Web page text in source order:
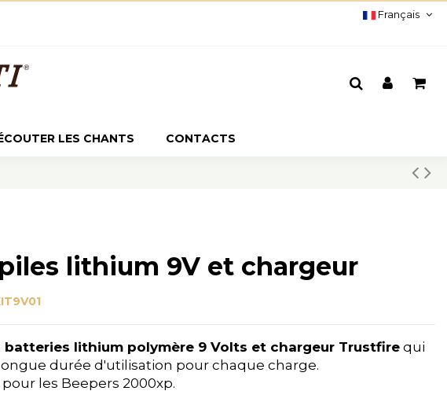
Français
LES CHANTS CONTACTS
lithium 9V et chargeur
batteries lithium polymère 9 Volts et chargeur Trustfire qui
durée d'utilisation pour chaque charge.
les Beepers 2000xp.